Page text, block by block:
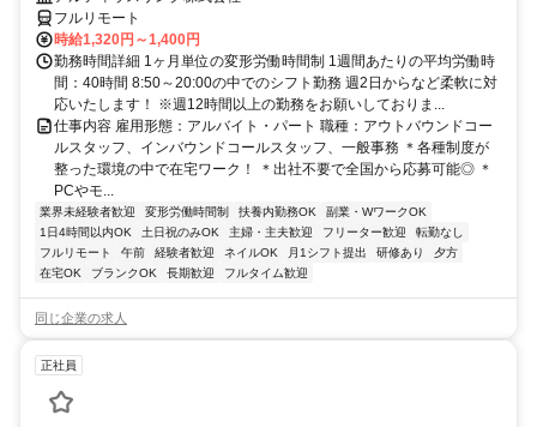
フルリモート
時給1,320円～1,400円
勤務時間詳細 1ヶ月単位の変形労働時間制 1週間あたりの平均労働時
間：40時間 8:50～20:00の中でのシフト勤務 週2日からなど柔軟に対
応いたします！ ※週12時間以上の勤務をお願いしておりま...
仕事内容 雇用形態：アルバイト・パート 職種：アウトバウンドコー
ルスタッフ、インバウンドコールスタッフ、一般事務 ＊各種制度が
整った環境の中で在宅ワーク！ ＊出社不要で全国から応募可能◎ ＊
PCやモ...
業界未経験者歓迎 変形労働時間制 扶養内勤務OK
副業・WワークOK
1日4時間以内OK
土日祝のみOK 主婦・主夫歓迎 フリーター歓迎
転勤なし
フルリモート
午前 経験者歓迎 ネイルOK 月1シフト提出 研修あり
夕方
在宅OK
ブランクOK 長期歓迎 フルタイム歓迎
同じ企業の求人
正社員